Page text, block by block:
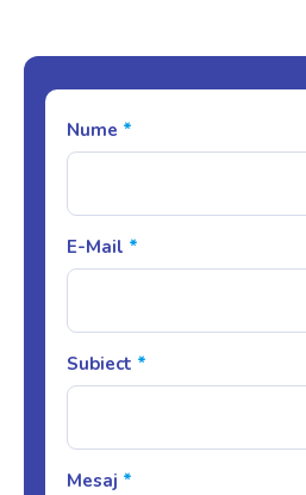
Nume *
E-Mail *
Subiect *
Mesaj *